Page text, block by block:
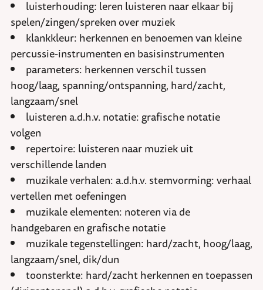
luisterhouding: leren luisteren naar elkaar bij
spelen/zingen/spreken over muziek
klankkleur: herkennen en benoemen van kleine
percussie-instrumenten en basisinstrumenten
parameters: herkennen verschil tussen
hoog/laag, spanning/ontspanning, hard/zacht,
langzaam/snel
luisteren a.d.h.v. notatie: grafische notatie
volgen
repertoire: luisteren naar muziek uit
verschillende landen
muzikale verhalen: a.d.h.v. stemvorming: verhaal
vertellen met oefeningen
muzikale elementen: noteren via de
handgebaren en grafische notatie
muzikale tegenstellingen: hard/zacht, hoog/laag,
langzaam/snel, dik/dun
toonsterkte: hard/zacht herkennen en toepassen